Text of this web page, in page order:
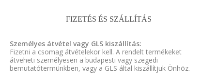
FIZETÉS ÉS SZÁLLÍTÁS
Személyes átvétel vagy GLS kiszállítás:
Fizetni a csomag átvételekor kell. A rendelt termékeket
átveheti személyesen a budapesti vagy szegedi
bemutatótermünkben, vagy a GLS által kiszállítjuk Önhöz.